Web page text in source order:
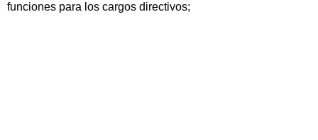
funciones para los cargos directivos;